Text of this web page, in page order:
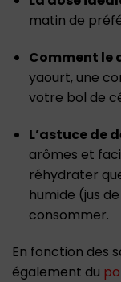
matin de
Comment le
yaourt, une
votre bol de
L’astuce de
arômes et
réhydrater
humide (jus
consommer.
En fonction des
également du